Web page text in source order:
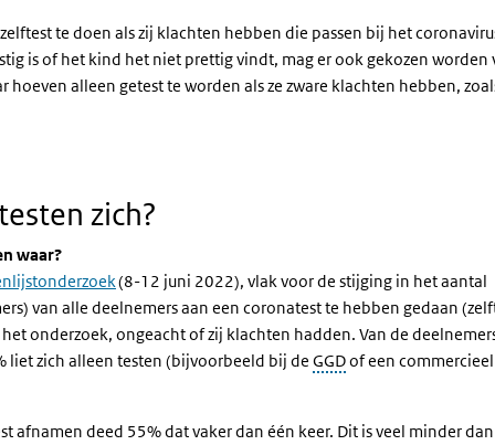
te doen als zij klachten hebben die passen bij het
is of het kind het niet prettig vindt, mag er ook gekozen worden
hoeven alleen getest te worden als ze zware klachten hebben,
zich?
waar?
(8-12 juni 2022), vlak voor de stijging in het aantal
van alle deelnemers aan een coronatest te hebben gedaan
onderzoek, ongeacht of zij klachten hadden. Van de
liet zich alleen testen (bijvoorbeeld bij de GGDof een commercieel
afnamen deed 55% dat vaker dan één keer. Dit is veel minder